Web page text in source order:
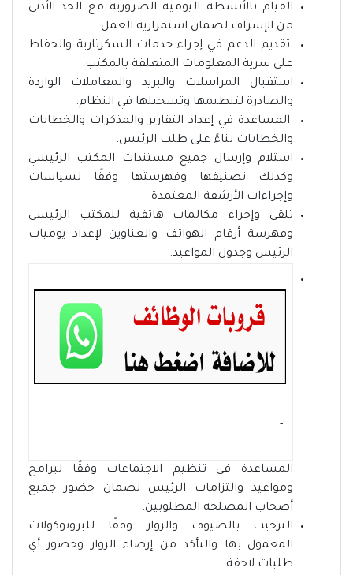
القيام بالأنشطة اليومية الضرورية مع الحد الأدنى
من الإشراف لضمان استمرارية العمل.
تقديم الدعم في إجراء خدمات السكرتارية والحفاظ
على سرية المعلومات المتعلقة بالمكتب.
استقبال المراسلات والبريد والمعاملات الواردة
والصادرة لتنظيمها وتسجيلها في النظام.
المساعدة في إعداد التقارير والمذكرات والخطابات
والخطابات بناءً على طلب الرئيس.
استلام وإرسال جميع مستندات المكتب الرئيسي
وكذلك تصنيفها وفهرستها وفقًا لسياسات
وإجراءات الأرشفة المعتمدة.
تلقي وإجراء مكالمات هاتفية للمكتب الرئيسي
وفهرسة أرقام الهواتف والعناوين لإعداد يوميات
الرئيس وجدول المواعيد.
- ‏
المساعدة في تنظيم الاجتماعات وفقًا لبرامج
ومواعيد والتزامات الرئيس لضمان حضور جميع
أصحاب المصلحة المطلوبين.
الترحيب بالضيوف والزوار وفقًا للبروتوكولات
المعمول بها والتأكد من إرضاء الزوار وحضور أي
طلبات لاحقة.